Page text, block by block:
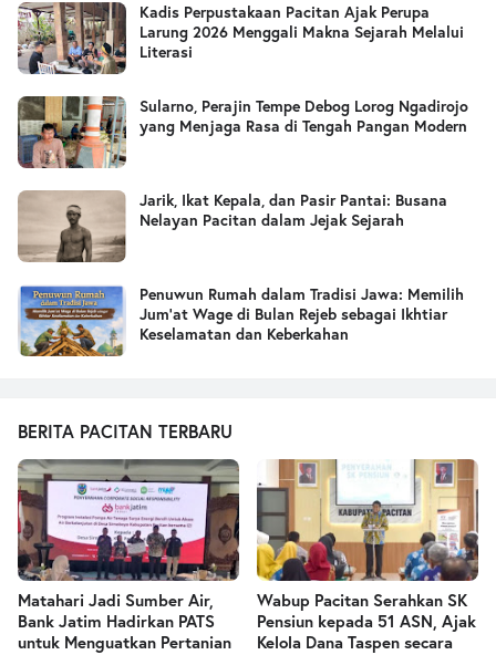
Kadis Perpustakaan Pacitan Ajak Perupa
Larung 2026 Menggali Makna Sejarah Melalui
Literasi
Sularno, Perajin Tempe Debog Lorog Ngadirojo
yang Menjaga Rasa di Tengah Pangan Modern
Jarik, Ikat Kepala, dan Pasir Pantai: Busana
Nelayan Pacitan dalam Jejak Sejarah
Penuwun Rumah dalam Tradisi Jawa: Memilih
Jum’at Wage di Bulan Rejeb sebagai Ikhtiar
Keselamatan dan Keberkahan
BERITA PACITAN TERBARU
Matahari Jadi Sumber Air,
Bank Jatim Hadirkan PATS
untuk Menguatkan Pertanian
Wabup Pacitan Serahkan SK
Pensiun kepada 51 ASN, Ajak
Kelola Dana Taspen secara